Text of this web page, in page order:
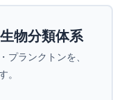
物分類体系
プランクトンを、
。